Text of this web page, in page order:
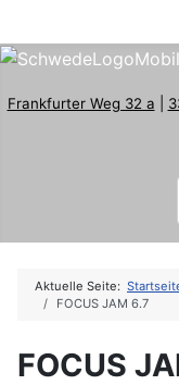
Frankfurter Weg 32 a
Aktuelle Seite:
FOCUS JAM 6.7
FOCUS